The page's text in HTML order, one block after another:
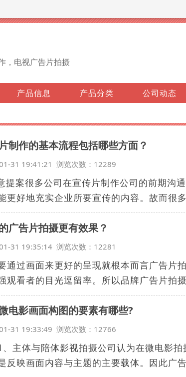
，电视广告片拍摄
产品信息 产品分类 公司动态
制作的基本流程包括哪些方面？
31 19:41:21 浏览次数：12289
提案很多公司在宣传片制作公司的前期沟
更好地充实企业所要宣传的内容。故而很
广告片拍摄更有效果？
31 19:35:14 浏览次数：12281
通过画面来更好的呈现就根本而言广告片
观看者的目光逗留率。所以品牌广告片拍
电影画面构图的要素有哪些?
31 19:33:49 浏览次数：12766
、主体与陪体影视拍摄公司认为在微电影
反映画面内容与主题的主要载体。因此广